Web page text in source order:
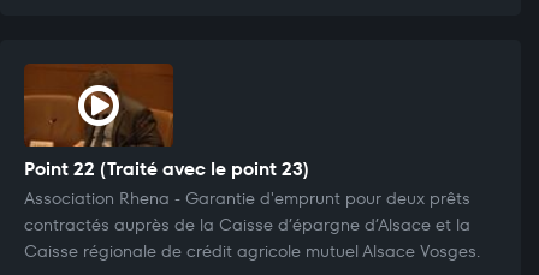
Point 22 (Traité avec le point 23)
Association Rhena - Garantie d'emprunt pour deux prêts
contractés auprès de la Caisse d’épargne d’Alsace et la
Caisse régionale de crédit agricole mutuel Alsace Vosges.